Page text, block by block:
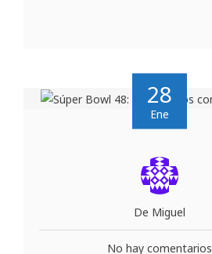
28
Ene
De Miguel
No hay comentarios